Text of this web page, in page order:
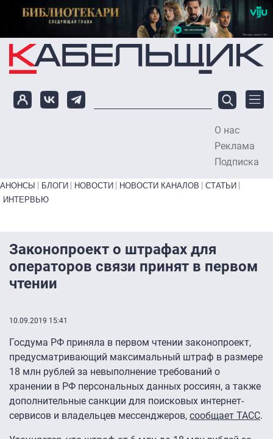
Перейти к основному содержанию
О нас
Реклама
Подписка
Primary links bottom
АНОНСЫ БЛОГИ НОВОСТИ НОВОСТИ КАНАЛОВ
СТАТЬИ
ИНТЕРВЬЮ
Законопроект о штрафах для
операторов связи принят в первом
чтении
10.09.2019 15:41
Госдума РФ приняла в первом чтении законопроект,
предусматривающий максимальный штраф в размере
18 млн рублей за невыполнение требований о
хранении в РФ персональных данных россиян, а также
дополнительные санкции для поисковых интернет-
сервисов и владельцев мессенджеров, сообщает ТАСС.